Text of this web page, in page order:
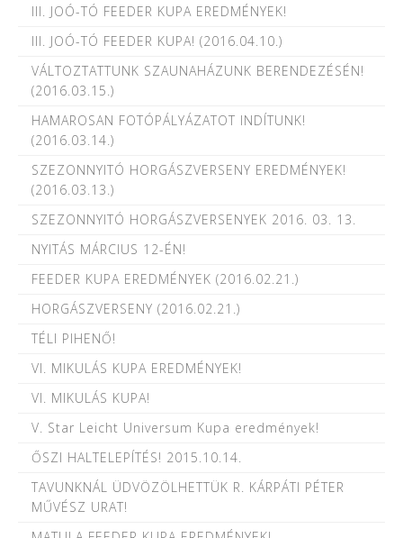
III. JOÓ-TÓ FEEDER KUPA EREDMÉNYEK!
III. JOÓ-TÓ FEEDER KUPA! (2016.04.10.)
VÁLTOZTATTUNK SZAUNAHÁZUNK BERENDEZÉSÉN!
(2016.03.15.)
HAMAROSAN FOTÓPÁLYÁZATOT INDÍTUNK!
(2016.03.14.)
SZEZONNYITÓ HORGÁSZVERSENY EREDMÉNYEK!
(2016.03.13.)
SZEZONNYITÓ HORGÁSZVERSENYEK 2016. 03. 13.
NYITÁS MÁRCIUS 12-ÉN!
FEEDER KUPA EREDMÉNYEK (2016.02.21.)
HORGÁSZVERSENY (2016.02.21.)
TÉLI PIHENŐ!
VI. MIKULÁS KUPA EREDMÉNYEK!
VI. MIKULÁS KUPA!
V. Star Leicht Universum Kupa eredmények!
ŐSZI HALTELEPÍTÉS! 2015.10.14.
TAVUNKNÁL ÜDVÖZÖLHETTÜK R. KÁRPÁTI PÉTER
MŰVÉSZ URAT!